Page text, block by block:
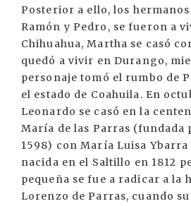
Posterior a ello, los
Ramón y Pedro, se fueron a
Chihuahua, Martha se casó
quedó a vivir en Durango,
personaje tomó el rumbo de
el estado de Coahuila. En
Leonardo se casó en la
María de las Parras (fundada
1598) con María Luisa Ybarra
nacida en el Saltillo en 1812
pequeña se fue a radicar a la
Lorenzo de Parras, cuando